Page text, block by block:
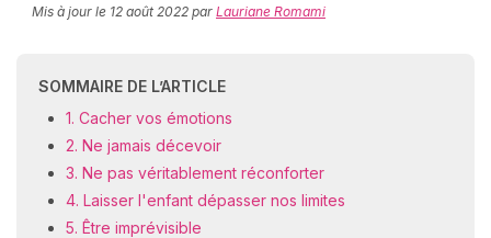
Mis à jour le 12 août 2022 par Lauriane Romami
SOMMAIRE DE L’ARTICLE
1. Cacher vos émotions
2. Ne jamais décevoir
3. Ne pas véritablement réconforter
4. Laisser l'enfant dépasser nos limites
5. Être imprévisible